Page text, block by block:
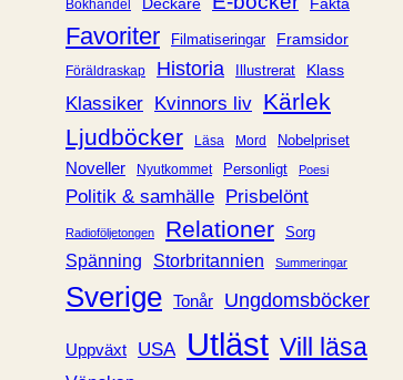
e
r
Bokhandel
Favoriter Filmatiseringar Framsidor
Föräldraskap Historia Illustrerat Klass
Klassiker Kvinnors liv Kärlek
Ljudböcker
Läsa Mord Nobelpriset
Noveller Nyutkommet Personligt Poesi
Politik & samhälle Prisbelönt
Radioföljetongen Relationer Sorg
Spänning Storbritannien Summeringar
Sverige Tonår Ungdomsböcker
Uppväxt USA Utläst Vill läsa